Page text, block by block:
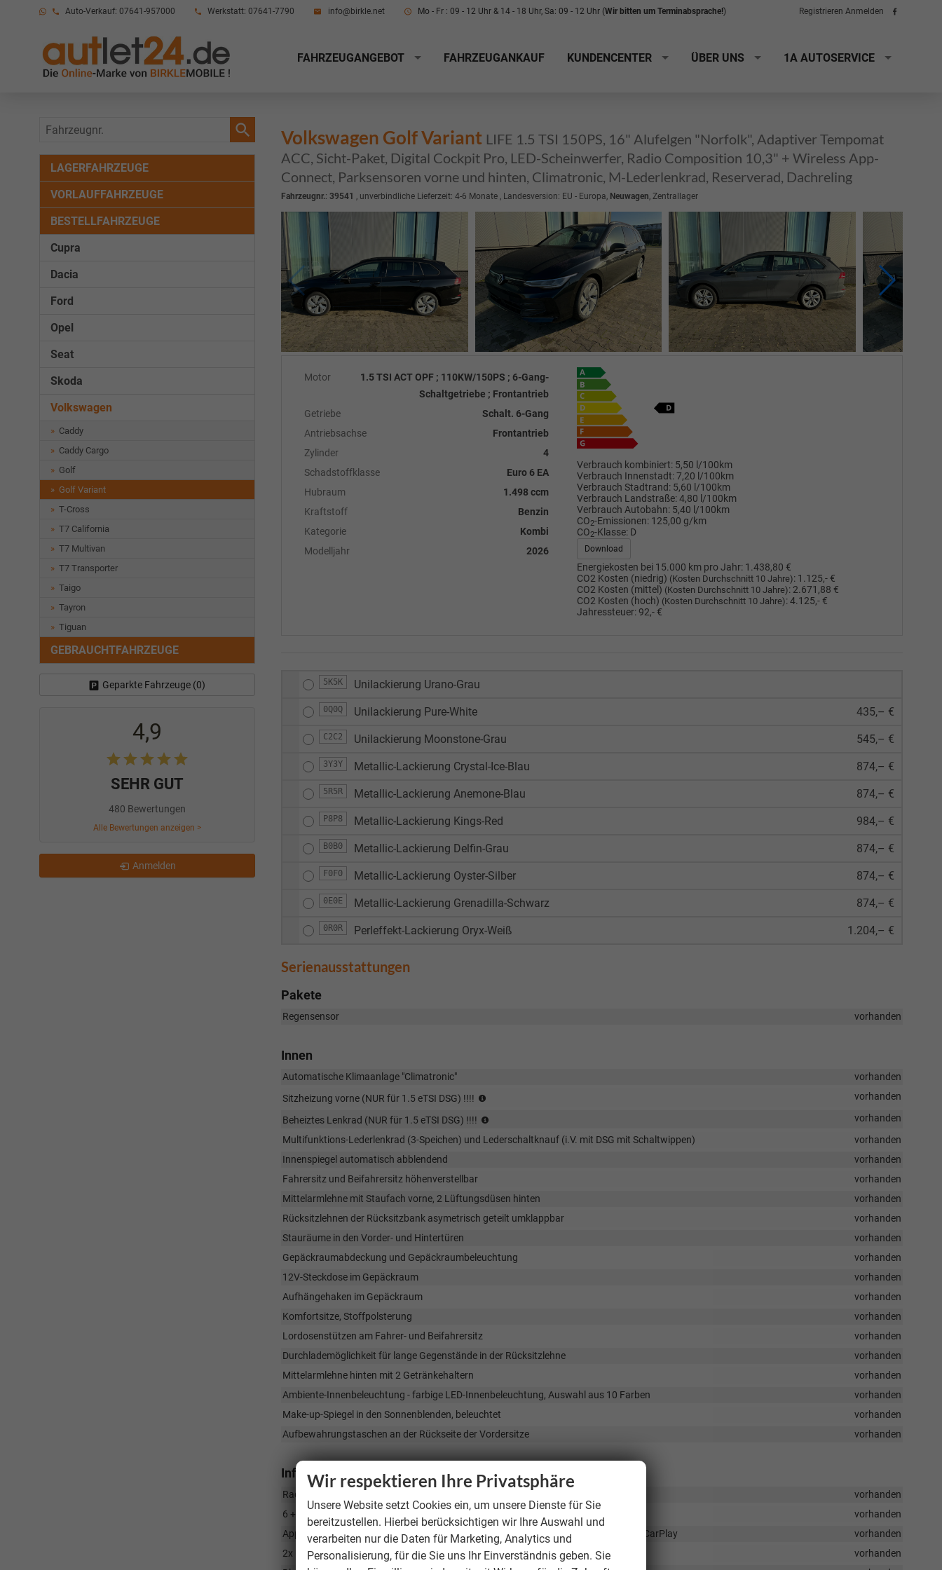
Auto-Verkauf: 07641-957000 Werkstatt: 07641-7790 info@birkle.net Mo - Fr : 09 - 12 Uhr & 14 - 18 Uhr, Sa: 09 - 12 Uhr (Wir bitten um Terminabsprache!) Registrieren Anmelden
Folge
FAHRZEUGANGEBOT FAHRZEUGANKAUF KUNDENCENTER ÜBER UNS 1A AUTOSERVICE
Volkswagen Golf Variant LIFE 1.5 TSI 150PS, 16" Alufelgen "Norfolk", Adaptiver Tempomat
ACC, Sicht-Paket, Digital Cockpit Pro, LED-Scheinwerfer, Radio Composition 10,3" + Wireless App-
Connect, Parksensoren vorne und hinten, Climatronic, M-Lederlenkrad, Reserverad, Dachreling
Fahrzeugnr.: 39541 , unverbindliche Lieferzeit: 4-6 Monate , Landesversion: EU - Europa, Neuwagen, Zentrallager
Motor
1.5 TSI ACT OPF ; 110KW/150PS ; 6-Gang-
Schaltgetriebe ; Frontantrieb
Getriebe
Schalt. 6-Gang
Antriebsachse
Frontantrieb
Zylinder
4
Schadstoffklasse
Euro 6 EA
Hubraum
1.498 ccm
Kraftstoff
Benzin
Kategorie
Kombi
Modelljahr
2026
Verbrauch kombiniert: 5,50 l/100km
Verbrauch Innenstadt:7,20 l/100km
Verbrauch Stadtrand: 5,60 l/100km
Verbrauch Landstraße:4,80 l/100km
Verbrauch Autobahn: 5,40 l/100km
CO2-Emissionen: 125,00 g/km
CO2-Klasse: D
Download
Energiekosten bei 15.000 km pro Jahr: 1.438,80 €
CO2 Kosten (niedrig) (Kosten Durchschnitt 10 Jahre): 1.125,- €
CO2 Kosten (mittel) (Kosten Durchschnitt 10 Jahre): 2.671,88 €
CO2 Kosten (hoch) (Kosten Durchschnitt 10 Jahre):4.125,- €
Jahressteuer: 92,- €
5K5K Unilackierung Urano-Grau
0Q0Q Unilackierung Pure-White 435,– €
C2C2 Unilackierung Moonstone-Grau 545,– €
3Y3Y Metallic-Lackierung Crystal-Ice-Blau 874,– €
5R5R Metallic-Lackierung Anemone-Blau 874,– €
P8P8 Metallic-Lackierung Kings-Red 984,– €
B0B0 Metallic-Lackierung Delfin-Grau 874,– €
F0F0 Metallic-Lackierung Oyster-Silber 874,– €
0E0E Metallic-Lackierung Grenadilla-Schwarz 874,– €
0R0R Perleffekt-Lackierung Oryx-Weiß 1.204,– €
Serienausstattungen
Pakete
Regensensor vorhanden
Innen
Automatische Klimaanlage "Climatronic"
vorhanden
Sitzheizung vorne (NUR für 1.5 eTSI DSG) !!!!
1.5
eTSI
vorhanden
Beheiztes Lenkrad (NUR für 1.5 eTSI DSG) !!!!
1.5
vorhanden
Multifunktions-Lederlenkrad (3-Speichen) und Lederschaltknauf (i.V. mit DSG mit Schaltwippen)
vorhanden
Innenspiegel automatisch abblendend
vorhanden
Fahrersitz und Beifahrersitz höhenverstellbar
vorhanden
Mittelarmlehne mit Staufach vorne, 2 Lüftungsdüsen hinten
vorhanden
Rücksitzlehnen der Rücksitzbank asymetrisch geteilt umklappbar
vorhanden
Stauräume in den Vorder- und Hintertüren
vorhanden
Gepäckraumabdeckung und Gepäckraumbeleuchtung
vorhanden
12V-Steckdose im Gepäckraum
vorhanden
Aufhängehaken im Gepäckraum
vorhanden
Komfortsitze, Stoffpolsterung
vorhanden
Lordosenstützen am Fahrer- und Beifahrersitz
vorhanden
Durchlademöglichkeit für lange Gegenstände in der Rücksitzlehne
vorhanden
Mittelarmlehne hinten mit 2 Getränkehaltern
vorhanden
Ambiente-Innenbeleuchtung - farbige LED-Innenbeleuchtung, Auswahl aus 10 Farben
vorhanden
Make-up-Spiegel in den Sonnenblenden, beleuchtet
vorhanden
Aufbewahrungstaschen an der Rückseite der Vordersitze
vorhanden
Infotainment & Kommunikation
Radio Composition, 10,3-Zoll-Farb-Touchscreen
vorhanden
6 + 1 Front- und Hecklautsprecher
vorhanden
App-Connect Wireless – drahtlose Telefonverbindung über Android Auto oder Apple CarPlay
vorhanden
2x USB-C vorne und 2x USB-C hinten (nur Laden)
vorhanden
Fahrzeugnr.
LAGERFAHRZEUGE
VORLAUFFAHRZEUGE
BESTELLFAHRZEUGE
Cupra
Dacia
Ford
Opel
Seat
Skoda
Volkswagen
Caddy
Caddy Cargo
Golf
Golf Variant
T-Cross
T7 California
T7 Multivan
T7 Transporter
Taigo
Tayron
Tiguan
GEBRAUCHTFAHRZEUGE
Geparkte Fahrzeuge (0)
4,9
SEHR GUT
480 Bewertungen
Alle Bewertungen anzeigen >
Anmelden
Wir respektieren Ihre Privatsphäre
Unsere Website setzt Cookies ein, um unsere Dienste für Sie
bereitzustellen. Hierbei berücksichtigen wir Ihre Auswahl und
verarbeiten nur die Daten für Marketing, Analytics und
Personalisierung, für die Sie uns Ihr Einverständnis geben. Sie